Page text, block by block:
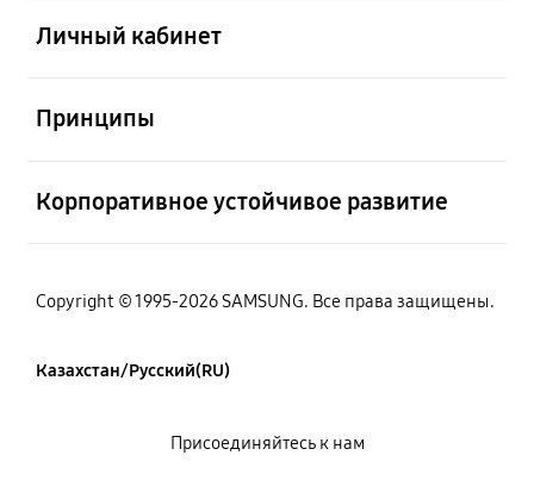
Личный кабинет
Принципы
Корпоративное устойчивое развитие
Copyright © 1995-2026 SAMSUNG. Все права защищены.
Казахстан/Русский(RU)
Присоединяйтесь к нам